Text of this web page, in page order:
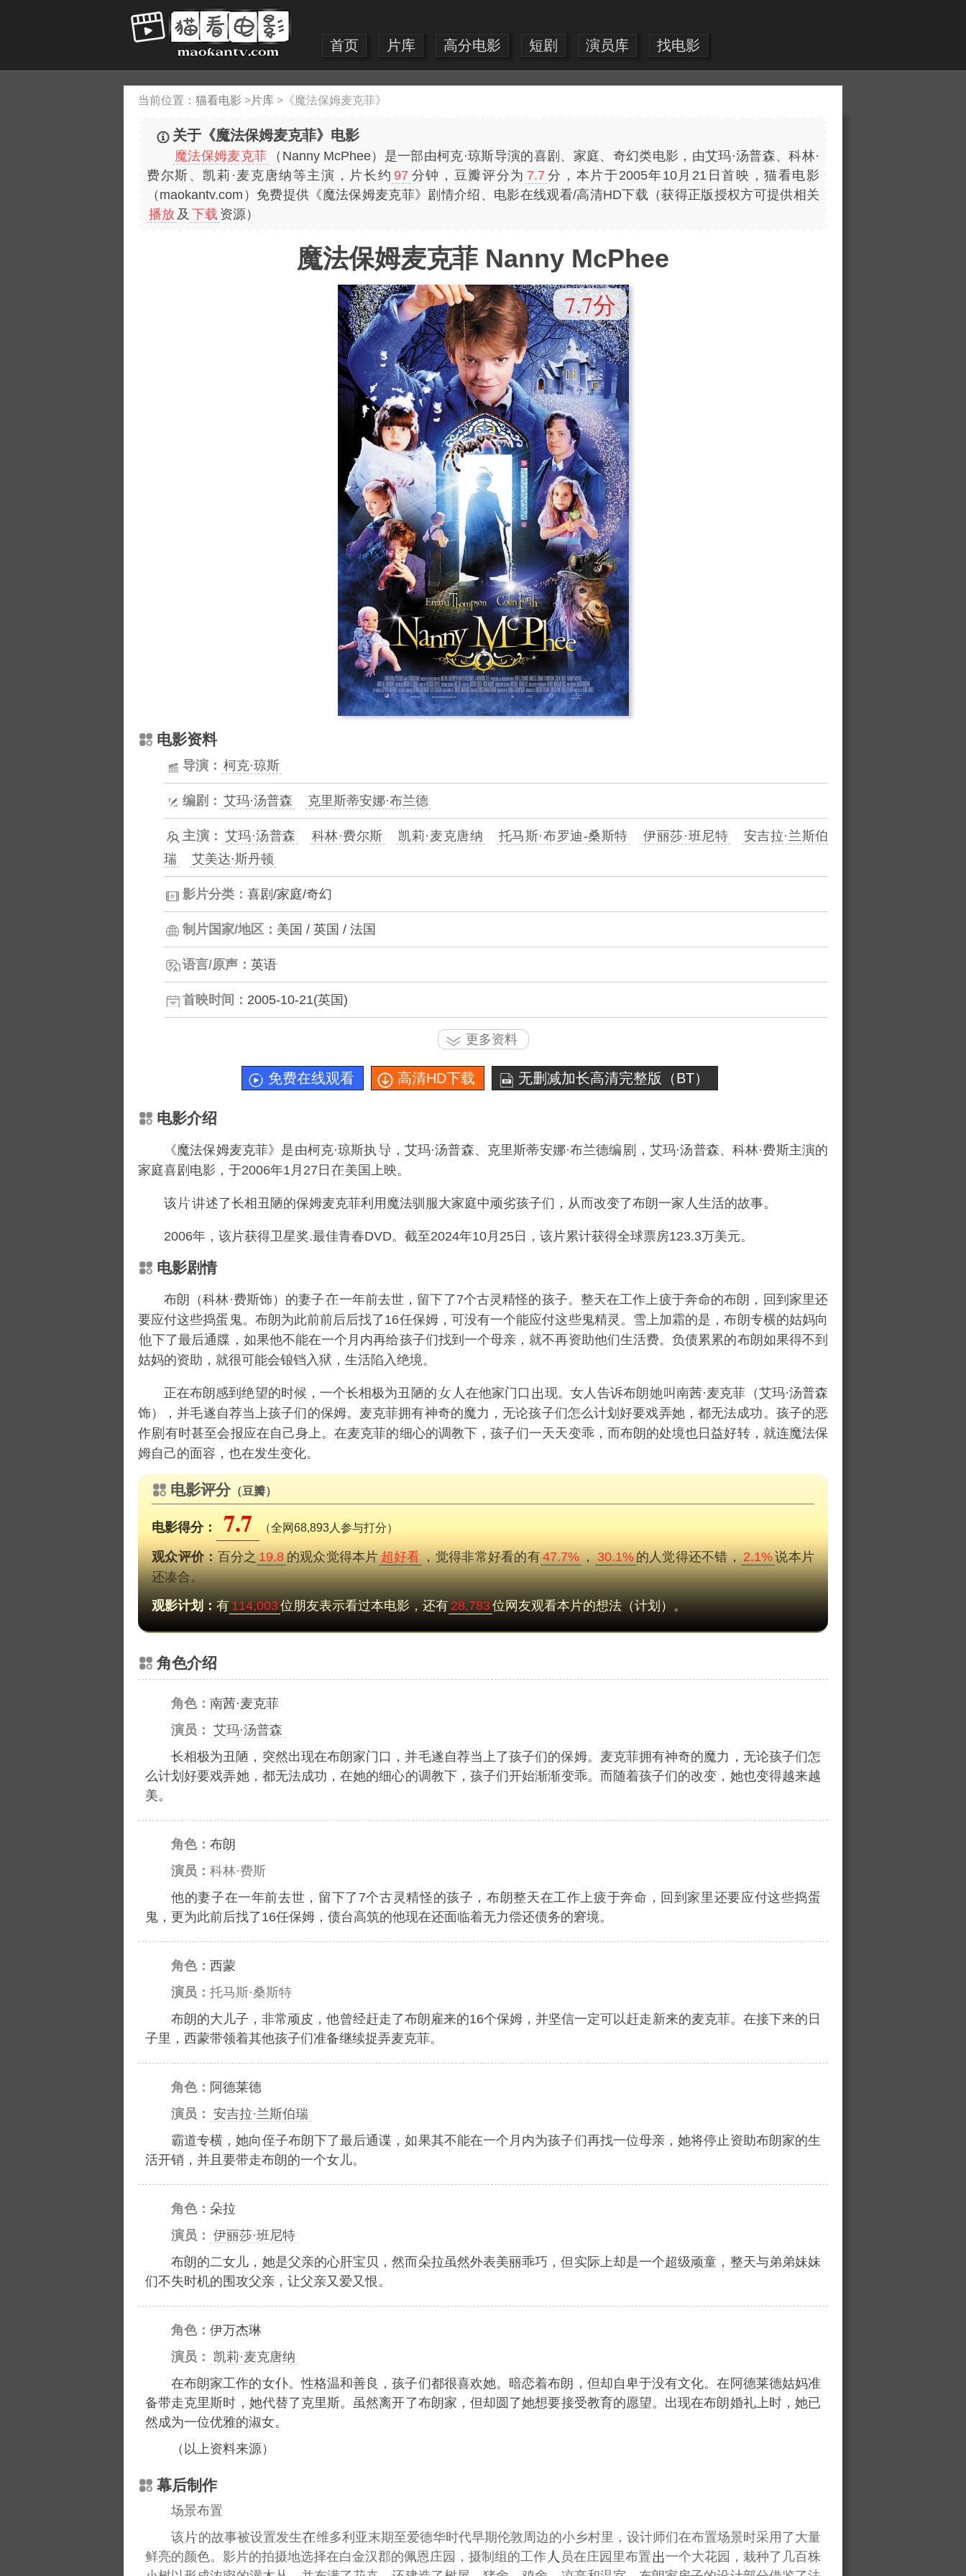
首页 片库 高分电影 短剧 演员库 找电影
当前位置： 猫看电影 >片库 > 《魔法保姆麦克菲》
关于《魔法保姆麦克菲》电影
魔法保姆麦克菲
（Nanny McPhee）是一部由柯克·琼斯导演的喜剧、家庭、奇幻类电影，由艾玛·汤普森、科林·
费尔斯、凯莉·麦克唐纳等主演，片长约 97 分钟，豆瓣评分为 7.7 分，本片于2005年10月21日首映，猫看电影
（maokantv.com）免费提供《魔法保姆麦克菲》剧情介绍、电影在线观看/高清HD下载（获得正版授权方可提供相关
播放 及 下载 资源）
魔法保姆麦克菲 Nanny McPhee
7.7分
电影资料
导演： 柯克·琼斯
编剧： 艾玛·汤普森 克里斯蒂安娜·布兰德
主演： 艾玛·汤普森 科林·费尔斯 凯莉·麦克唐纳 托马斯·布罗迪-桑斯特 伊丽莎·班尼特
安吉拉·兰斯伯
瑞
艾美达·斯丹顿
影片分类： 喜剧/家庭/奇幻
制片国家/地区： 美国 / 英国 / 法国
语言/原声： 英语
首映时间： 2005-10-21(英国)
更多资料
免费在线观看 高清HD下载 无删减加长高清完整版（BT）
电影介绍
《魔法保姆麦克菲》是由柯克·琼斯执 ，艾玛·汤普森、克里斯蒂安娜·布兰德编 ， 艾玛·汤普森、 科林·费斯主演的
家庭喜剧电影，于2006年1月27日
美国上映。
该 述了长相丑陋的保姆麦克菲利用魔法驯服大家庭中顽劣孩子们，从而改变了布朗一家 生活的故事。
2006年，该片获得卫星奖.最佳青春DVD。截至2024年10月25日，该片累计获得全球票房123.3万美元。
电影剧情
布朗（科林·费斯饰）的妻子
一年前去世，留下了7个古灵精怪的孩子。整天在工作上疲于奔命的布朗，回到家里还
要应付这些捣蛋鬼。布朗为此前前后后找了16任保姆，可没有一个能应付这些鬼精灵。雪上加霜的是，布朗专横的姑妈向
下了最后通牒，如果他不能在一个月内再给孩子们找到一个母亲，就不再资助他们生活费。负债累累的布朗如果得不到
姑妈的资助，就很可能会锒铛入狱，生活陷入绝境。
正在布朗感到绝望的时候，一个长相极为丑陋的 在他家门口 现。女人告诉布朗 叫南茜·麦克菲（艾玛·汤普森
饰），并毛遂自荐当上孩子们的保姆。麦克菲拥有神奇的魔力，无论孩子们怎么计划好要戏弄她，都无法成功。孩子的恶
作
有时甚至会报应在自己身上。在麦克菲的细心的调教下，孩子们一天天变乖，而布朗的处境也日益好转，就连魔法保
姆自己的面容，也在发生变化。
电影评分（豆瓣）
电影得分： 7.7 （全网68,893人参与打分）
观众评价：百分之19.8的观众觉得本片超好看，觉得非常好看的有47.7%，30.1%的人觉得还不错，2.1%说本片
还凑合。
观影计划：有 114,003位朋友表示看过本电影，还有 28,783位网友观看本片的想法（计划）。
角色介绍
角色： 南茜·麦克菲
演员： 艾玛·汤普森
长相极为丑陋，突然出现在布朗家门口，并毛遂自荐当上了孩子们的保姆。麦克菲拥有神奇的魔力，无论孩子们怎
么计划好要戏弄她，都无法成功，在她的细心的调教下，孩子们开始渐渐变乖。而随着孩子们的改变，她也变得越来越
美。
角色： 布朗
演员： 科林·费斯
他的妻子在一年前去世，留下了7个古灵精怪的孩子，布朗整天在工作上疲于奔命，回到家里还要应付这些捣蛋
鬼，更为此前后找了16任保姆，债台高筑的他现在还面临着无力偿还债务的窘境。
角色： 西蒙
演员： 托马斯·桑斯特
布朗的大儿子，非常顽皮，他曾经赶走了布朗雇来的16个保姆，并坚信一定可以赶走新来的麦克菲。在接下来的日
子里，西蒙带领着其他孩子们准备继续捉弄麦克菲。
角色： 阿德莱德
演员： 安吉拉·兰斯伯瑞
霸道专横，她向侄子布朗下了最后通谍，如果其不能在一个月内为孩子们再找一位母亲，她将停止资助布朗家的生
活开销，并且要带走布朗的一个女儿。
角色： 朵拉
演员： 伊丽莎·班尼特
布朗的二女儿，她是父亲的心肝宝贝，然而朵拉虽然外表美丽乖巧，但实际上却是一个超级顽童，整天与弟弟妹妹
们不失时机的围攻父亲，让父亲又爱又恨。
角色： 伊万杰琳
演员：
凯莉·麦克唐纳
在布朗家工作的女仆。性格温和善良，孩子们都很喜欢她。暗恋着布朗，但却自卑于没有文化。在阿德莱德姑妈准
备带走克里斯时，她代替了克里斯。虽然离开了布朗家，但却圆了她想要接受教育的愿望。出现在布朗婚礼上时，她已
然成为一位优雅的淑女。
（以上资料来源）
幕后制作
场景布置
该
的故事被设置发生
维多利亚末期至爱德华时代早期伦敦周边的小乡村里，设计师们在布置场景时采用了大量
鲜亮的颜色。影片的拍摄地选择在白金汉郡的佩恩庄园，摄制组的工作
员在庄园里布置
一个大花园，栽种了几百株